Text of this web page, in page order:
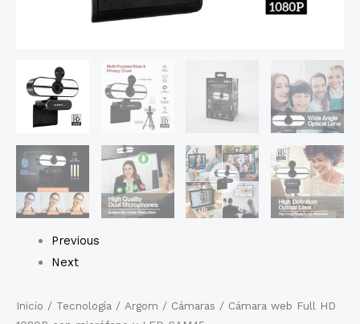
Previous
Next
Inicio / Tecnología / Argom / Cámaras / Cámara web Full HD